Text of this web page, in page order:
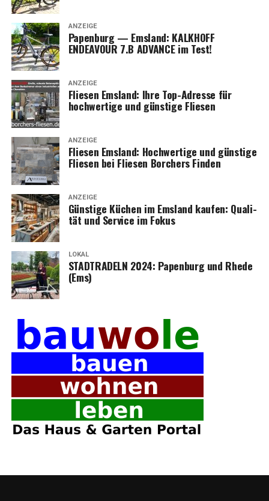
ANZEIGE
Papen­burg — Ems­land: KALKHOFF
ENDEAVOUR 7.B ADVANCE im Test!
ANZEIGE
Flie­sen Ems­land: Ihre Top-Adres­se für
hoch­wer­ti­ge und güns­ti­ge Fliesen
ANZEIGE
Flie­sen Ems­land: Hoch­wer­ti­ge und güns­ti­ge
Flie­sen bei Flie­sen Bor­chers Finden
ANZEIGE
Güns­ti­ge Küchen im Ems­land kau­fen: Qua­li­
tät und Ser­vice im Fokus
LOKAL
STADTRADELN 2024: Papen­burg und Rhe­de
(Ems)